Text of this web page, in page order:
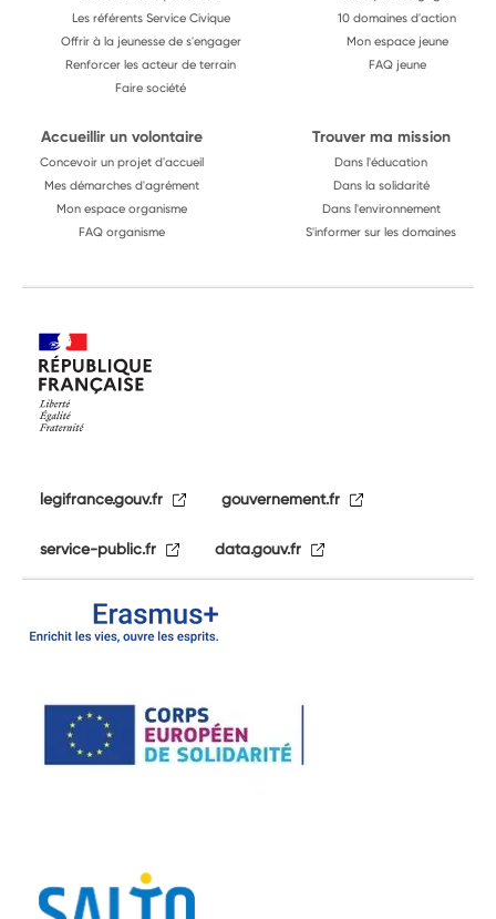
Les référents Service Civique
Offrir à la jeunesse de s'engager
Renforcer les acteur de terrain
Faire société
10 domaines d'action
Mon espace jeune
FAQ jeune
Accueillir un volontaire
Concevoir un projet d'accueil
Mes démarches d'agrément
Mon espace organisme
FAQ organisme
Trouver ma mission
Dans l'éducation
Dans la solidarité
Dans l'environnement
S'informer sur les domaines
legifrance.gouv.fr gouvernement.fr
service-public.fr data.gouv.fr